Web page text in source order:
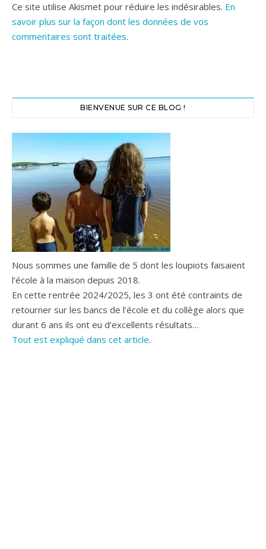
Ce site utilise Akismet pour réduire les indésirables. En
savoir plus sur la façon dont les données de vos
commentaires sont traitées.
BIENVENUE SUR CE BLOG !
Nous sommes une famille de 5 dont les loupiots faisaient
l’école à la maison depuis 2018.
En cette rentrée 2024/2025, les 3 ont été contraints de
retourner sur les bancs de l’école et du collège alors que
durant 6 ans ils ont eu d’excellents résultats…
Tout est expliqué dans cet article.